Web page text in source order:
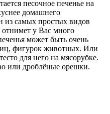
песочное печенье на
домашнего
из самых простых видов
у Вас много
может быть очень
фигурок животных. Или
для него на мясорубке.
или дроблёные орешки.